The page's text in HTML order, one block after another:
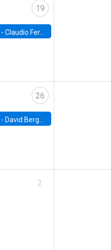
19
Claudio Ferraz, British Columbia
26
David Berger, Duke
2